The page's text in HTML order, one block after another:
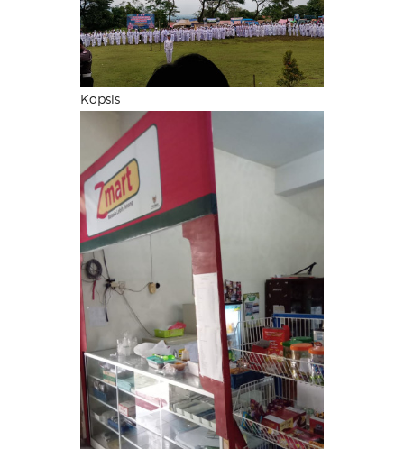
Kopsis